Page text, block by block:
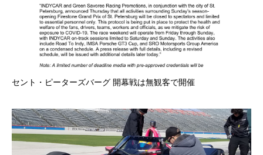
セント・ピーターズバーグ 開幕戦は無観客で開催